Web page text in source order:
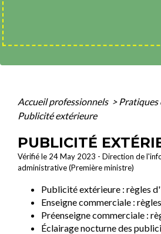
Accueil professionnels > Pratiques
Publicité extérieure
PUBLICITÉ
Vérifié le 24 May 2023 - Direction de
administrative (Première ministre)
Publicité extérieure : règles
Enseigne commerciale :
Préenseigne commerciale :
Éclairage nocturne des